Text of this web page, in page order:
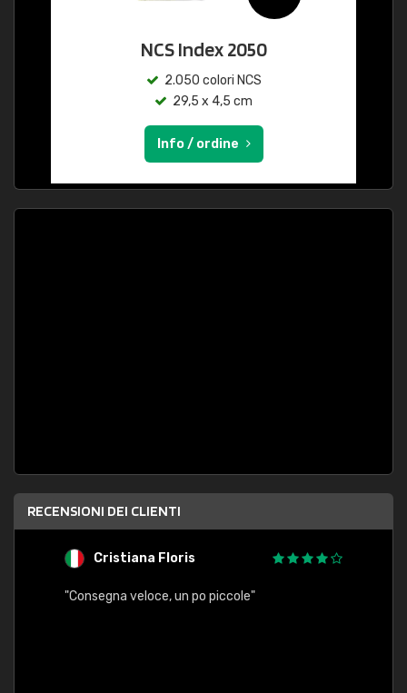
NCS Index 2050
2.050 colori NCS
29,5 x 4,5 cm
Info / ordine
RECENSIONI DEI CLIENTI
Cristiana Floris
"Consegna veloce, un po piccole"